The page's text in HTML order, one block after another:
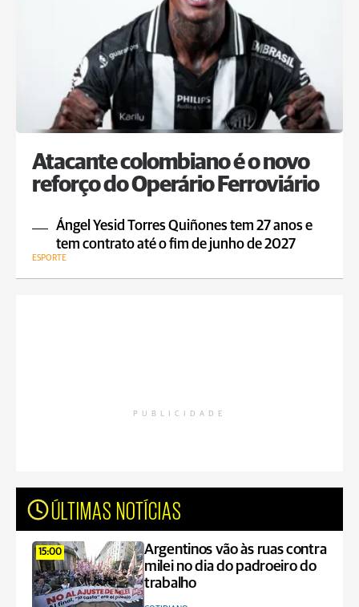
Atacante colombiano é o novo
reforço do Operário Ferroviário
Ángel Yesid Torres Quiñones tem 27 anos e
tem contrato até o fim de junho de 2027
ESPORTE
PUBLICIDADE
ÚLTIMAS NOTÍCIAS
15:00
Argentinos vão às ruas contra
milei no dia do padroeiro do
trabalho